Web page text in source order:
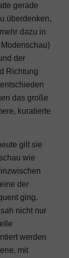
gerade
überdenken,
dazu in
)
der
Richtung
das große
kuratierte
gilt sie
wie
der
ging.
nicht nur
werden
mit